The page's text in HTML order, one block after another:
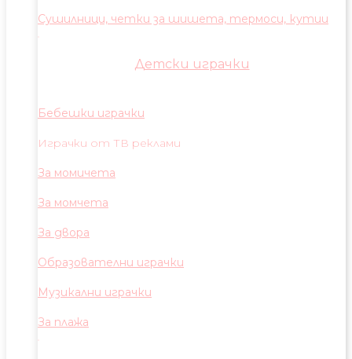
Сушилници, четки за шишета, термоси, кутии
Детски играчки
Бебешки играчки
Играчки от ТВ реклами
За момичета
За момчета
За двора
Образователни играчки
Музикални играчки
За плажа